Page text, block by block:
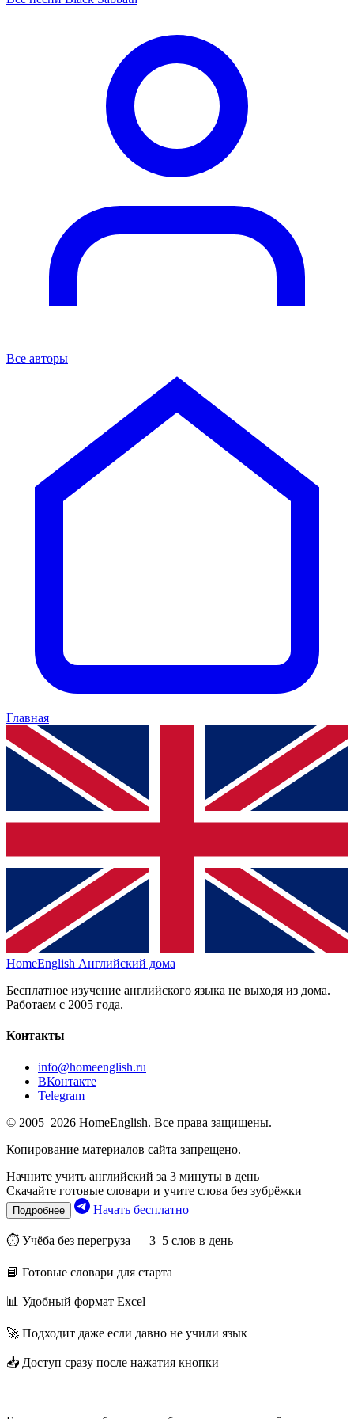
Все авторы
Главная
HomeEnglish Английский дома
Бесплатное изучение английского языка не выходя из дома.
Работаем с 2005 года.
Контакты
info@homeenglish.ru
ВКонтакте
Telegram
© 2005–2026 HomeEnglish. Все права защищены.
Копирование материалов сайта запрещено.
Начните учить английский за 3 минуты в день
Скачайте готовые словари и учите слова без зубрёжки
Подробнее Начать бесплатно
⏱ Учёба без перегруза — 3–5 слов в день
📘 Готовые словари для старта
📊 Удобный формат Excel
🚀 Подходит даже если давно не учили язык
📥 Доступ сразу после нажатия кнопки